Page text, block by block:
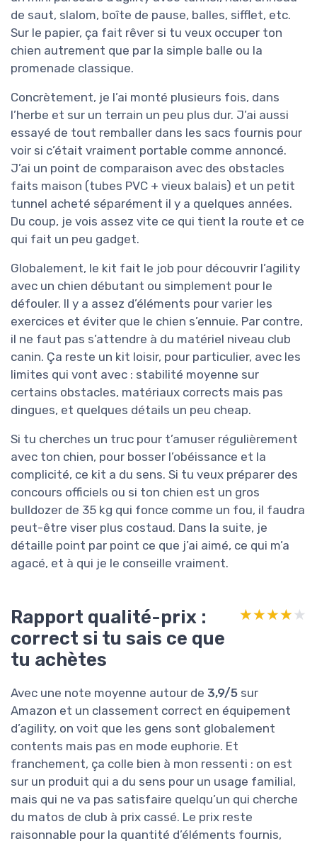
de saut, slalom, boîte de pause, balles, sifflet, etc.
Sur le papier, ça fait rêver si tu veux occuper ton
chien autrement que par la simple balle ou la
promenade classique.
Concrètement, je l’ai monté plusieurs fois, dans
l’herbe et sur un terrain un peu plus dur. J’ai aussi
essayé de tout remballer dans les sacs fournis pour
voir si c’était vraiment portable comme annoncé.
J’ai un point de comparaison avec des obstacles
faits maison (tubes PVC + vieux balais) et un petit
tunnel acheté séparément il y a quelques années.
Du coup, je vois assez vite ce qui tient la route et ce
qui fait un peu gadget.
Globalement, le kit fait le job pour découvrir l’agility
avec un chien débutant ou simplement pour le
défouler. Il y a assez d’éléments pour varier les
exercices et éviter que le chien s’ennuie. Par contre,
il ne faut pas s’attendre à du matériel niveau club
canin. Ça reste un kit loisir, pour particulier, avec les
limites qui vont avec : stabilité moyenne sur
certains obstacles, matériaux corrects mais pas
dingues, et quelques détails un peu cheap.
Si tu cherches un truc pour t’amuser régulièrement
avec ton chien, pour bosser l’obéissance et la
complicité, ce kit a du sens. Si tu veux préparer des
concours officiels ou si ton chien est un gros
bulldozer de 35 kg qui fonce comme un fou, il faudra
peut-être viser plus costaud. Dans la suite, je
détaille point par point ce que j’ai aimé, ce qui m’a
agacé, et à qui je le conseille vraiment.
Rapport qualité-prix :
correct si tu sais ce que
tu achètes
★★★★★
★★★★★
Avec une note moyenne autour de 3,9/5 sur
Amazon et un classement correct en équipement
d’agility, on voit que les gens sont globalement
contents mais pas en mode euphorie. Et
franchement, ça colle bien à mon ressenti : on est
sur un produit qui a du sens pour un usage familial,
mais qui ne va pas satisfaire quelqu’un qui cherche
du matos de club à prix cassé. Le prix reste
raisonnable pour la quantité d’éléments fournis,